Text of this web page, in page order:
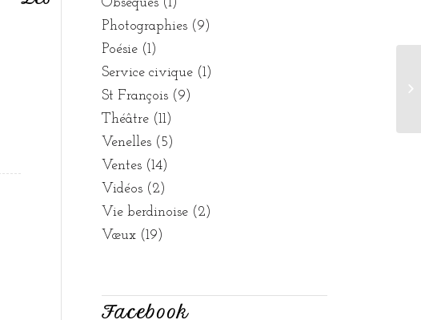
Photographies(9)
Poésie(1)
Service civique(1)
St François(9)
Théâtre(11)
Venelles(5)
Ventes(14)
Vidéos(2)
Vie berdinoise(2)
Vœux(19)
Facebook
Le